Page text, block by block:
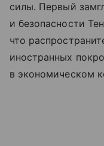
силы. Первый
и безопасности
что
иностранных
в экономическом